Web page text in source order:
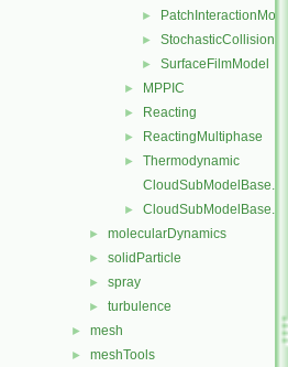
► PatchInteractionModel
► StochasticCollision
► SurfaceFilmModel
► MPPIC
► Reacting
► ReactingMultiphase
►
Thermodynamic
CloudSubModelBase.C
► CloudSubModelBase.H
► molecularDynamics
► solidParticle
► spray
► turbulence
► mesh
► meshTools